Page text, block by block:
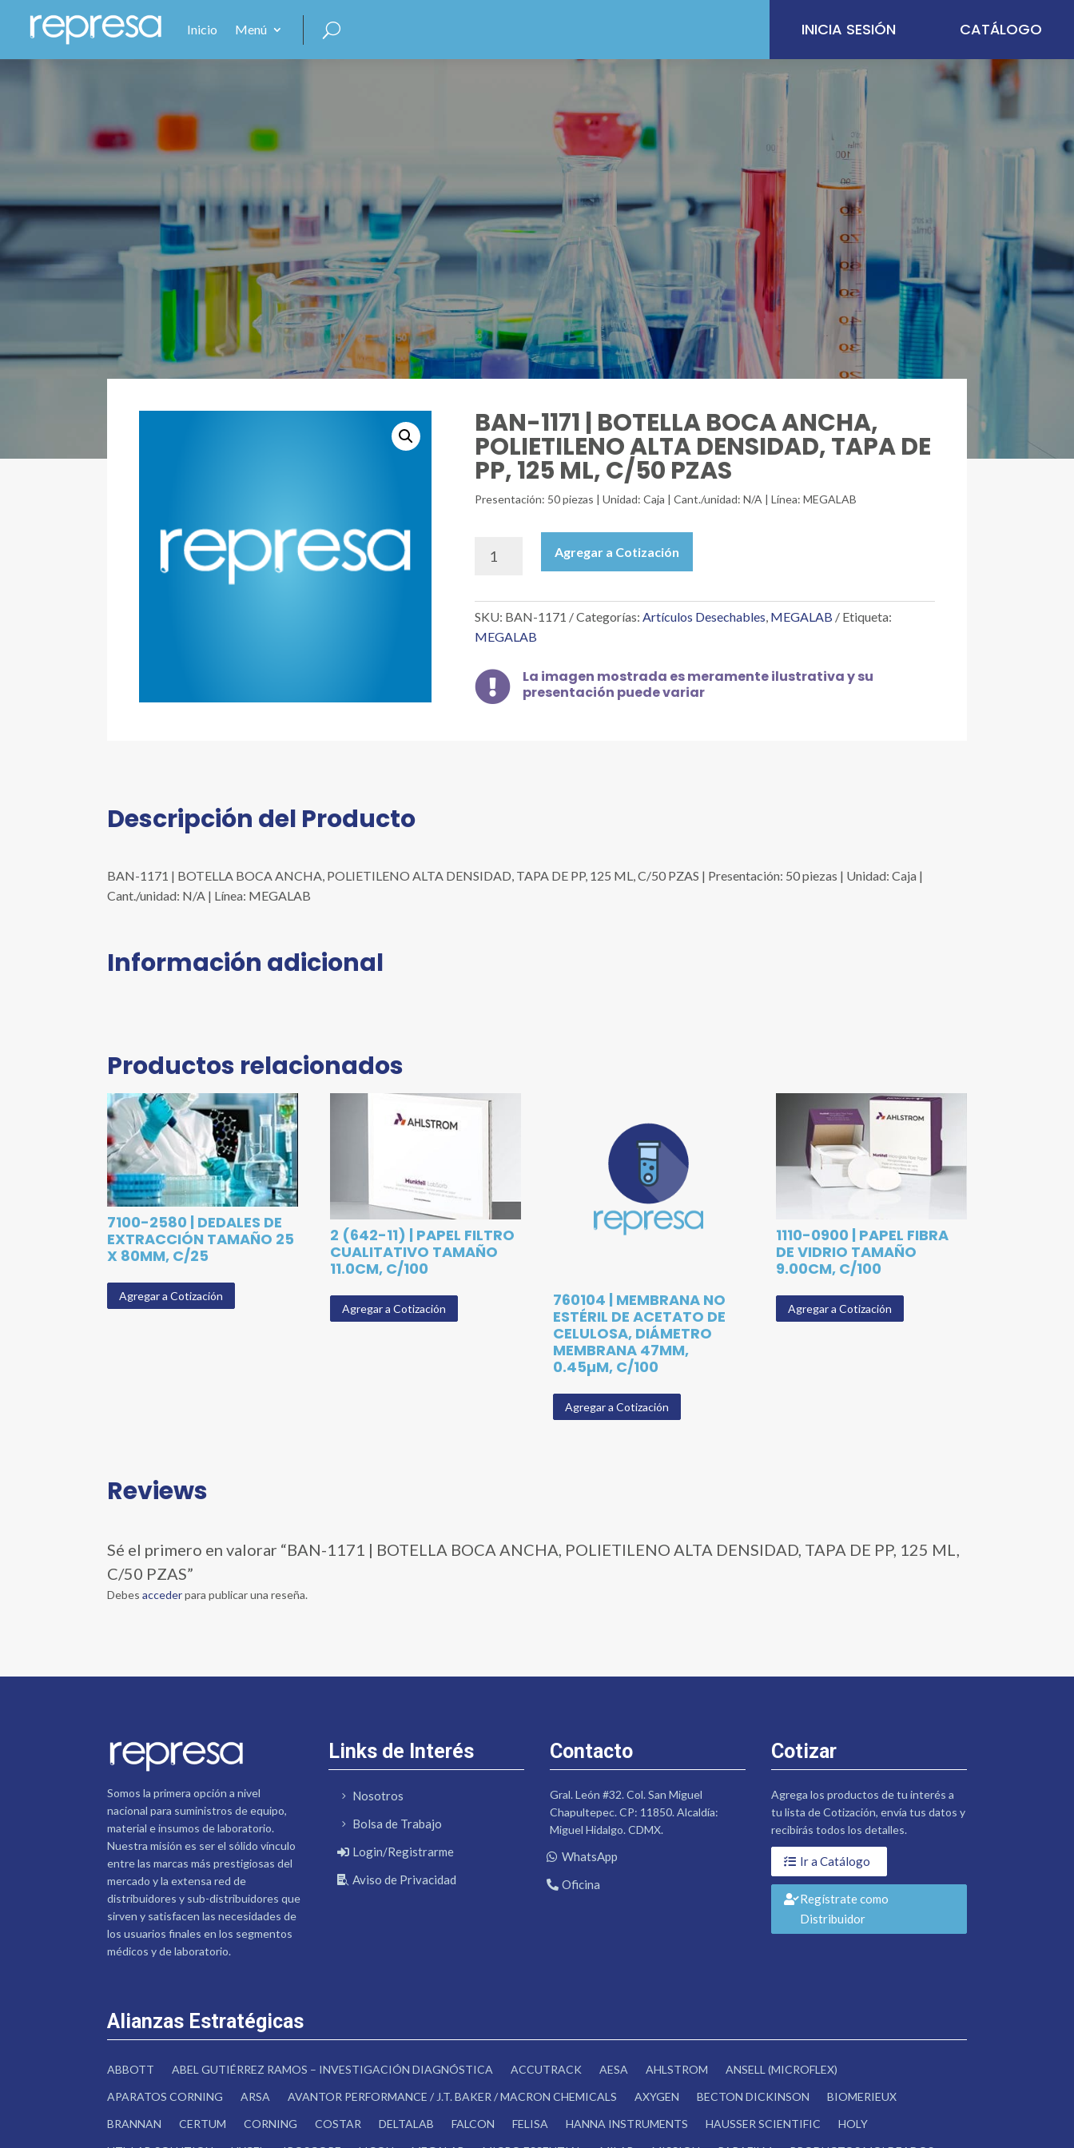
Inicio Menú INICIA SESIÓN CATÁLOGO
BAN-1171 | BOTELLA BOCA ANCHA,
POLIETILENO ALTA DENSIDAD, TAPA DE
PP, 125 ML, C/50 PZAS
Presentación: 50 piezas | Unidad: Caja | Cant./unidad: N/A | Línea: MEGALAB
1171
BOTELLA
BOCA
ANCHA,
ALTA
DENSIDAD,
TAPA
Agregar a Cotización
SKU: BAN-1171 Categorías:Artículos Desechables, MEGALAB
Etiqueta:
MEGALAB

La imagen mostrada es meramente ilustrativa y su
presentación puede variar
Descripción del Producto
BAN-1171 | BOTELLA BOCA ANCHA, POLIETILENO ALTA DENSIDAD, TAPA DE PP, 125 ML, C/50 PZAS | Presentación: 50 piezas | Unidad: Caja |
Cant./unidad: N/A | Línea: MEGALAB
Información adicional
Productos relacionados
7100-2580 | DEDALES DE
EXTRACCIÓN TAMAÑO 25
X 80MM, C/25
Agregar a Cotización
2 (642-11) | PAPEL FILTRO
CUALITATIVO TAMAÑO
11.0CM, C/100
Agregar a Cotización
760104 | MEMBRANA NO
ESTÉRIL DE ACETATO DE
CELULOSA, DIÁMETRO
MEMBRANA 47MM,
0.45µM, C/100
Agregar a Cotización
1110-0900 | PAPEL FIBRA
DE VIDRIO TAMAÑO
9.00CM, C/100
Agregar a Cotización
Reviews
Sé el primero en valorar “BAN-1171 | BOTELLA BOCA ANCHA, POLIETILENO ALTA DENSIDAD, TAPA DE PP, 125 ML,
C/50 PZAS”
Debesaccederpara publicar una reseña.
Somos la primera opción a nivel
nacional para suministros de equipo,
material e insumos de laboratorio.
Nuestra misión es ser el sólido vínculo
entre las marcas más prestigiosas del
mercado y la extensa red de
distribuidores y sub-distribuidores que
sirven y satisfacen las necesidades de
los usuarios finales en los segmentos
médicos y de laboratorio.
Links de Interés
Nosotros
Bolsa de Trabajo
Login/Registrarme
Aviso de Privacidad
Contacto
Gral. León #32. Col. San Miguel
Chapultepec. CP: 11850. Alcaldía:
Miguel Hidalgo. CDMX.
WhatsApp
Oficina
Cotizar
Agrega los productos de tu interés a
tu lista de Cotización, envía tus datos y
recibirás todos los detalles.
Ir a Catálogo
Regístrate como
Distribuidor
Alianzas Estratégicas
ABBOTT ABEL GUTIÉRREZ RAMOS – INVESTIGACIÓN DIAGNÓSTICA ACCUTRACK AESA AHLSTROM
ANSELL (MICROFLEX)
APARATOS CORNING
ARSA AVANTOR PERFORMANCE / J.T. BAKER / MACRON CHEMICALS AXYGEN BECTON DICKINSON
BIOMERIEUX
BRANNAN
CERTUM CORNING COSTAR DELTALAB FALCON FELISA HANNA INSTRUMENTS HAUSSER SCIENTIFIC
HOLY